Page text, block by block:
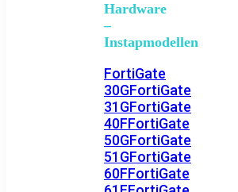
Hardware
–
Instapmodellen
FortiGate
30GFortiGate
31GFortiGate
40FFortiGate
50GFortiGate
51GFortiGate
60FFortiGate